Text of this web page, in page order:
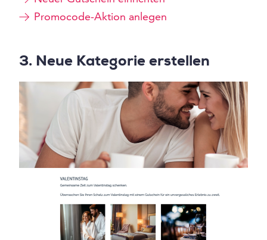
Promocode-Aktion anlegen
3. Neue Kategorie erstellen